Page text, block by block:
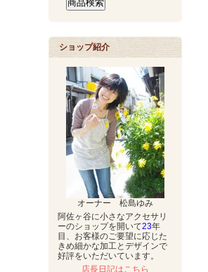
ショップ紹介
オーナー 松島ゆみ
阿佐ヶ谷に小さなアクセサリ
ーのショップを開いて23年
目、お客様のご要望に応じた
きめ細かな加工とデザインで
好評をいただいています。
店長日記はこちら